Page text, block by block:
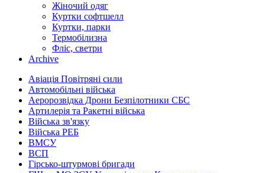
Жіночий одяг
Куртки софтшелл
Куртки, парки
Термобілизна
Фліс, светри
Archive
Авіація Повітряні сили
Автомобільні війська
Аеророзвідка Дрони Безпілотники СБС
Артилерія та Ракетні війська
Війська зв'язку
Війська РЕБ
ВМСУ
ВСП
Гірсько-штурмові бригади